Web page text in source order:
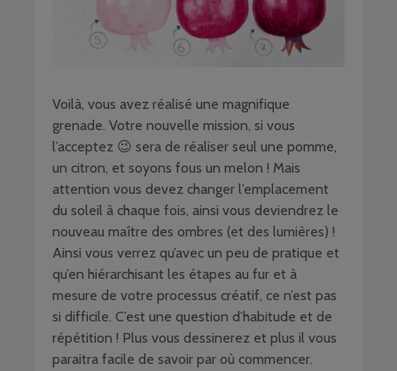
Voilà, vous avez réalisé une magnifique
grenade. Votre nouvelle mission, si vous
l’acceptez 😉 sera de réaliser seul une pomme,
un citron, et soyons fous un melon ! Mais
attention vous devez changer l’emplacement
du soleil à chaque fois, ainsi vous deviendrez le
nouveau maître des ombres (et des lumières) !
Ainsi vous verrez qu’avec un peu de pratique et
qu’en hiérarchisant les étapes au fur et à
mesure de votre processus créatif, ce n’est pas
si difficile. C’est une question d’habitude et de
répétition ! Plus vous dessinerez et plus il vous
paraitra facile de savoir par où commencer.